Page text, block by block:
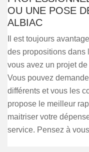
OU UNE POSE
ALBIAC
Il est toujours
des propositions dans
vous avez un projet
Vous pouvez
différents et vous les
propose le meilleur
maitriser votre
service. Pensez à